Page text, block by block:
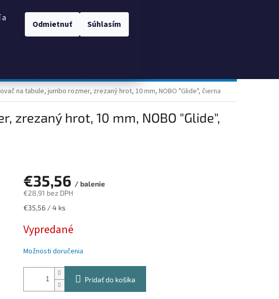
Odmietnuť Súhlasím
na tabule, jumbo rozmer, zrezaný hrot, 10 mm, NOBO "Glide", čierna
zrezaný hrot, 10 mm, NOBO "Glide",
€35,56 / balenie
€28,91 bez DPH
Jednotková
€35,56 / 4 ks
Vypredané
Možnosti doručenia
Pridať do košíka